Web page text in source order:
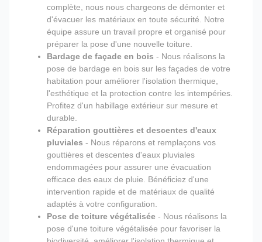
complète, nous nous chargeons de démonter et
d'évacuer les matériaux en toute sécurité. Notre
équipe assure un travail propre et organisé pour
préparer la pose d'une nouvelle toiture.
Bardage de façade en bois - Nous réalisons la
pose de bardage en bois sur les façades de votre
habitation pour améliorer l'isolation thermique,
l'esthétique et la protection contre les intempéries.
Profitez d'un habillage extérieur sur mesure et
durable.
Réparation gouttières et descentes d'eaux
pluviales - Nous réparons et remplaçons vos
gouttières et descentes d'eaux pluviales
endommagées pour assurer une évacuation
efficace des eaux de pluie. Bénéficiez d'une
intervention rapide et de matériaux de qualité
adaptés à votre configuration.
Pose de toiture végétalisée - Nous réalisons la
pose d'une toiture végétalisée pour favoriser la